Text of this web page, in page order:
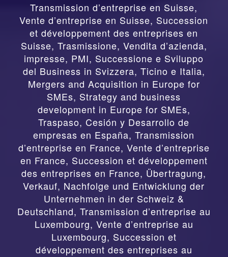
Transmission d’entreprise en Suisse,
Vente d’entreprise en Suisse, Succession
et développement des entreprises en
Suisse, Trasmissione, Vendita d’azienda,
impresse, PMI, Successione e Sviluppo
del Business in Svizzera, Ticino e Italia,
Mergers and Acquisition in Europe for
SMEs, Strategy and business
development in Europe for SMEs,
Traspaso, Cesión y Desarrollo de
empresas en España,Transmission
d’entreprise en France, Vente d’entreprise
en France, Succession et développement
des entreprises en France, Übertragung,
Verkauf, Nachfolge und Entwicklung der
Unternehmen in der Schweiz &
Deutschland, Transmission d’entreprise au
Luxembourg, Vente d’entreprise au
Luxembourg, Succession et
développement des entreprises au